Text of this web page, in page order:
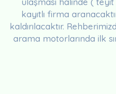
kayıtlı firma
kaldırılacaktır.
arama motorlarında ilk